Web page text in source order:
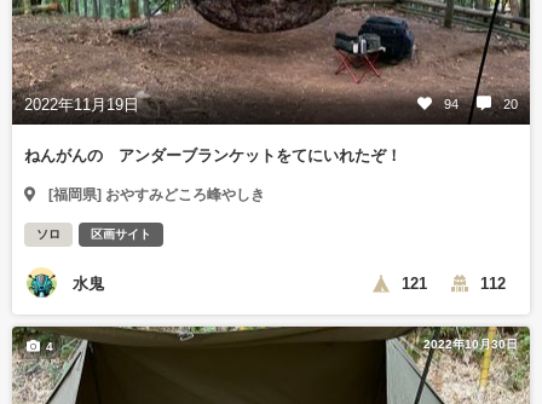
2022年11月19日 94 20
ねんがんの アンダーブランケットをてにいれたぞ！
[福岡県] おやすみどころ峰やしき
ソロ 区画サイト
水鬼 121 112
2022年10月30日
4